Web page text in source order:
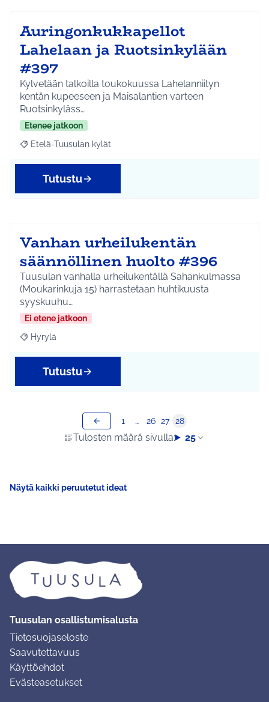
Auringonkukkapellot
Lahelaan ja Ruotsinkylään
#397
Kylvetään talkoilla toukokuussa Lahelanniityn
kentän kupeeseen ja Maisalantien varteen
Ruotsinkyläss…
Etenee jatkoon
Rajaa tulokset aihepiirin mukaan: Etelä-Tuusulan kylät
Etelä-Tuusulan kylät
Tutustu
Vanhan urheilukentän
säännöllinen huolto #396
Tuusulan vanhalla urheilukentällä Sahankulmassa
(Moukarinkuja 15) harrastetaan huhtikuusta
syyskuuhu…
Ei etene jatkoon
Rajaa tulokset aihepiirin mukaan: Hyrylä
Hyrylä
Tutustu
Tulosten määrä sivulla: 25
1 … 26 27 28
Näytä kaikki peruutetut ideat
Tuusulan osallistumisalusta
Tietosuojaseloste
Saavutettavuus
Käyttöehdot
Evästeasetukset